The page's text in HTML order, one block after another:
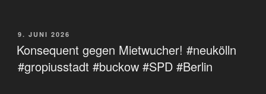
VERÖFFENTLICHT
AM
9. JUNI 2026
Konsequent gegen Mietwucher! #neukölln
#gropiusstadt #buckow #SPD #Berlin